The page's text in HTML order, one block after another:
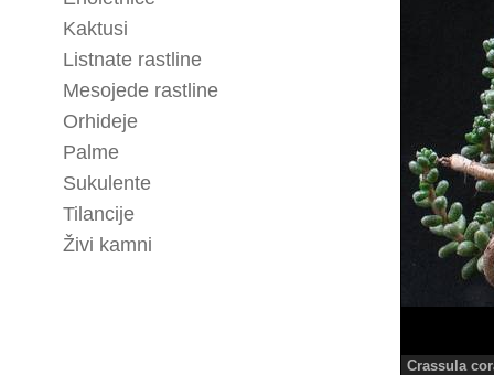
Kaktusi
Listnate rastline
Mesojede rastline
Orhideje
Palme
Sukulente
Tilancije
Živi kamni
Crassula